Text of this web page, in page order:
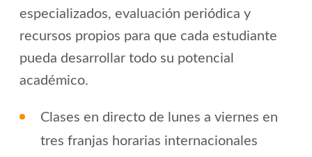
especializados, evaluación periódica y
recursos propios para que cada estudiante
pueda desarrollar todo su potencial
académico.
Clases en directo de lunes a viernes en
tres franjas horarias internacionales